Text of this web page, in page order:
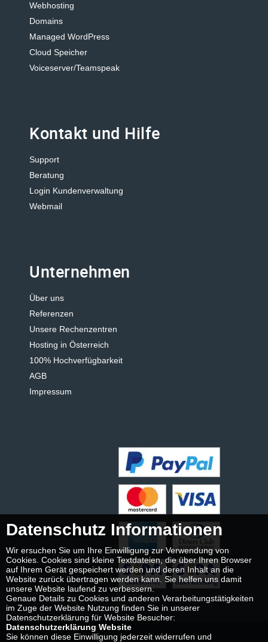
Webhosting
Domains
Managed WordPress
Cloud Speicher
Voiceserver/Teamspeak
Kontakt und Hilfe
Support
Beratung
Login Kundenverwaltung
Webmail
Unternehmen
Über uns
Referenzen
Unsere Rechenzentren
Hosting in Österreich
100% Hochverfügbarkeit
AGB
Impressum
Datenschutz Informationen
Wir ersuchen Sie um Ihre Einwilligung zur Verwendung von
Cookies. Cookies sind kleine Textdateien, die über Ihren Browser
auf Ihrem Gerät gespeichert werden und deren Inhalt an die
Website zurück übertragen werden kann. Sie helfen uns damit
unsere Website laufend zu verbessern.
Genaue Details zu Cookies und anderen Verarbeitungstätigkeiten
im Zuge der Website Nutzung finden Sie in unserer
Datenschutzerklärung für Website Besucher:
Datenschutzerklärung Website
Sie können diese Einwilligung jederzeit widerrufen und